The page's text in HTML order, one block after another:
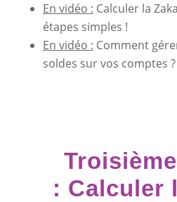
En vidéo : Calculer la
étapes simples !
En vidéo : Comment
soldes sur vos comptes ?
: Calculer